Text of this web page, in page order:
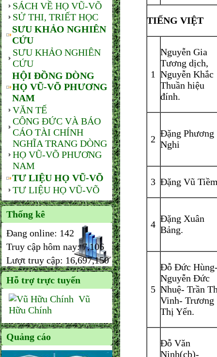
SÁCH VỀ HỌ VŨ-VÕ
SỬ THI, TRIẾT HỌC
SƯU KHẢO NGHIÊN
CỨU
SƯU KHẢO NGHIÊN
CỨU
HỘI ĐỒNG DÒNG
HỌ VŨ-VÕ PHƯƠNG
NAM
VĂN TẾ
CÔNG ĐỨC VÀ BÁO
CÁO TÀI CHÍNH
NGHĨA TRANG DÒNG
HỌ VŨ-VÕ PHƯƠNG
NAM
TƯ LIỆU HỌ VŨ-VÕ
TƯ LIỆU HỌ VŨ-VÕ
Thống kê
Đang online: 142
Truy cập hôm nay:7,106
Lượt truy cập: 16,697,150
Hỗ trợ trực tuyến
Vũ
Hữu Chính
Quảng cáo
TIẾNG VIỆT
1
Nguyễn Gia
Tương dịch,
Nguyễn Khắc
Thuần hiệu
đính.
2
Đặng Phương
Nghi
3 Đặng Vũ
4
Đặng Xuân
Bảng.
5
Đỗ Đức
Nguyễn Đức
Nhuệ- Trần
Vinh- Trương
Thị Yến.
Đỗ Văn
Ninh(cb)-